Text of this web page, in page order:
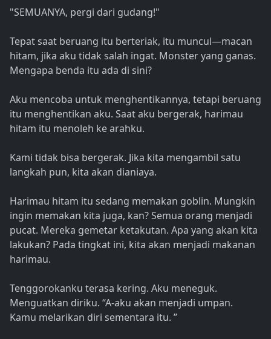
"SEMUANYA, pergi dari gudang!"
Tepat saat beruang itu berteriak, itu muncul—macan
hitam, jika aku tidak salah ingat. Monster yang ganas.
Mengapa benda itu ada di sini?
Aku mencoba untuk menghentikannya, tetapi beruang
itu menghentikan aku. Saat aku bergerak, harimau
hitam itu menoleh ke arahku.
Kami tidak bisa bergerak. Jika kita mengambil satu
langkah pun, kita akan dianiaya.
Harimau hitam itu sedang memakan goblin. Mungkin
ingin memakan kita juga, kan? Semua orang menjadi
pucat. Mereka gemetar ketakutan. Apa yang akan kita
lakukan? Pada tingkat ini, kita akan menjadi makanan
harimau.
Tenggorokanku terasa kering. Aku meneguk.
Menguatkan diriku. “A-aku akan menjadi umpan.
Kamu melarikan diri sementara itu. ”